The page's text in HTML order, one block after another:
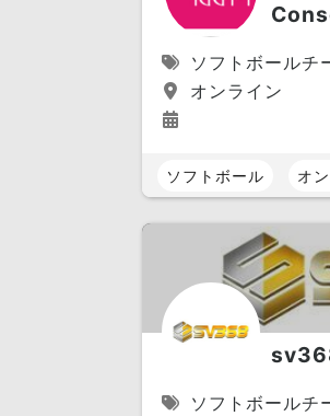
ソフトボールチ
オンライン
ソフトボール オ
ソフトボールチ